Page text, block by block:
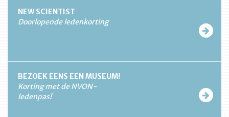
NEW SCIENTIST
Doorlopende ledenkorting
BEZOEK EENS EEN MUSEUM!
Korting met de NVON-
ledenpas!